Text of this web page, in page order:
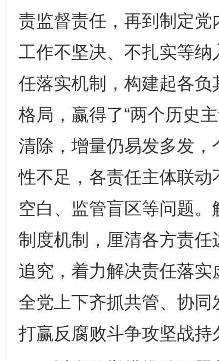
责监督责任，再到制定
工作不坚决、不扎实等
任落实机制，构建起各
格局，赢得了“两个历史
清除，增量仍易发多发
性不足，各责任主体联
空白、监管盲区等问题
制度机制，厘清各方责
追究，着力解决责任落
全党上下齐抓共管、协同
打赢反腐败斗争攻坚战持